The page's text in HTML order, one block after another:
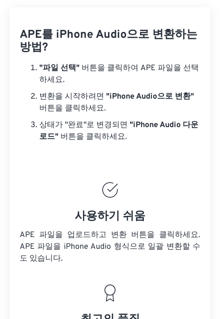
APE를 iPhone Audio으로 변환하는
방법?
"파일 선택" 버튼을 클릭하여 APE 파일을 선택
하세요.
변환을 시작하려면 "iPhone Audio으로 변환"
버튼을 클릭하세요.
상태가 "완료"로 변경되면 "iPhone Audio 다운
로드" 버튼을 클릭하세요.
사용하기 쉬움
APE 파일을 업로드하고 변환 버튼을 클릭하세요.
APE 파일을 iPhone Audio 형식으로 일괄 변환할 수
도 있습니다.